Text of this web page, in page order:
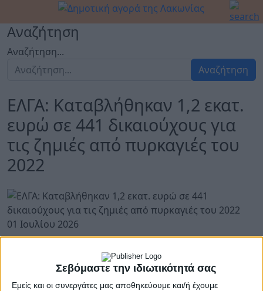
Σεβόμαστε την ιδιωτικότητά σας
Εμείς και οι συνεργάτες μας αποθηκεύουμε και/ή έχουμε
Αναζήτηση
Αναζήτηση...
Αναζήτηση
ΕΛΓΑ: Καταβλήθηκαν 1,2 εκατ.
ευρώ σε 441 δικαιούχους για
τις ζημιές από πυρκαγιές του
2022
01 Ιουλίου 2026
Καταβλήθηκαν 1,2 εκατ. ευρώ σε 441 δικαιούχους για
τις ζημιές από